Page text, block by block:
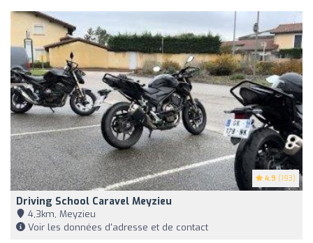
4.9 (193)
Driving School Caravel Meyzieu
4,3km, Meyzieu
Voir les données d'adresse et de contact